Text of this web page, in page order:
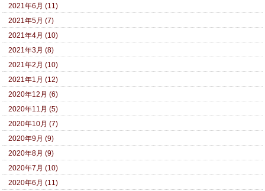
2021年6月 (11)
2021年5月 (7)
2021年4月 (10)
2021年3月 (8)
2021年2月 (10)
2021年1月 (12)
2020年12月 (6)
2020年11月 (5)
2020年10月 (7)
2020年9月 (9)
2020年8月 (9)
2020年7月 (10)
2020年6月 (11)